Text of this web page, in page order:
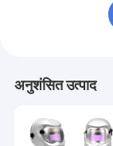
अनुशंसित उत्पाद